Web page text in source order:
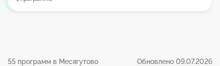
55 программ в Месягутово Обновлено 09.07.2026